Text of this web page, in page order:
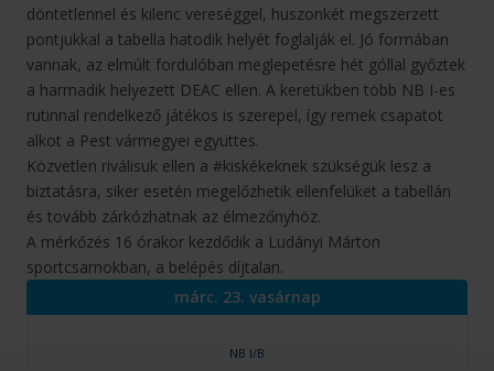
döntetlennel és kilenc vereséggel, huszonkét megszerzett
pontjukkal a tabella hatodik helyét foglalják el. Jó formában
vannak, az elmúlt fordulóban meglepetésre hét góllal győztek
a harmadik helyezett DEAC ellen. A keretükben több NB I-es
rutinnal rendelkező játékos is szerepel, így remek csapatot
alkot a Pest vármegyei együttes.
Közvetlen riválisuk ellen a #kiskékeknek szükségük lesz a
biztatásra, siker esetén megelőzhetik ellenfelüket a tabellán
és tovább zárkózhatnak az élmezőnyhöz.
A mérkőzés 16 órakor kezdődik a Ludányi Márton
sportcsarnokban, a belépés díjtalan.
márc. 23. vasárnap
NB I/B